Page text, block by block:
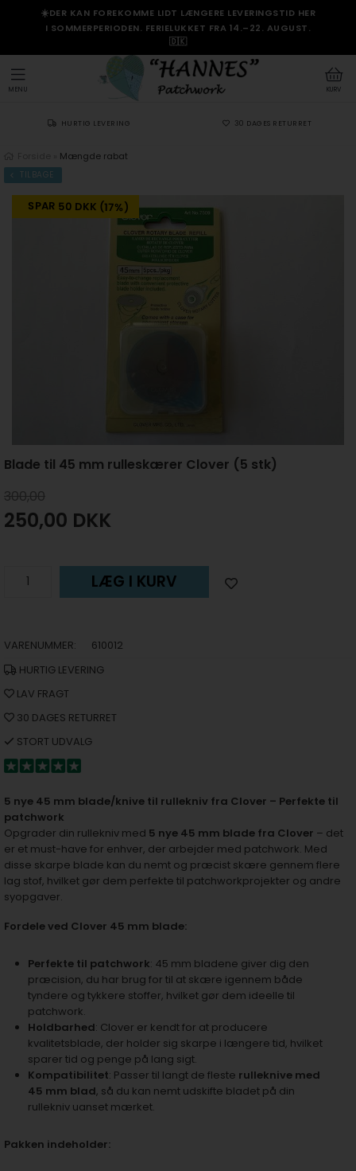
☀️DER KAN FOREKOMME LIDT LÆNGERE LEVERINGSTID HER
I SOMMERPERIODEN. FERIELUKKET FRA 14.–22. AUGUST.
🇩🇰
KURV
MENU
HURTIG LEVERING 30 DAGES RETURRET
Mængde rabat
TILBAGE
SPAR 50 DKK (17%)
Blade til 45 mm rulleskærer Clover (5 stk)
300,00
250,00 DKK
LÆG I KURV
VARENUMMER:
610012
HURTIG LEVERING
LAV FRAGT
30 DAGES RETURRET
STORT UDVALG
5 nye 45 mm blade/knive til rullekniv fra Clover – Perfekte til
patchwork
Opgrader din rullekniv med 5 nye 45 mm blade fra Clover – det
er et must-have for enhver, der arbejder med patchwork. Med
disse skarpe blade kan du nemt og præcist skære gennem flere
lag stof, hvilket gør dem perfekte til patchworkprojekter og andre
syopgaver.
Fordele ved Clover 45 mm blade:
Perfekte til patchwork: 45 mm bladene giver dig den
præcision, du har brug for til at skære igennem både
tyndere og tykkere stoffer, hvilket gør dem ideelle til
patchwork.
Holdbarhed: Clover er kendt for at producere
kvalitetsblade, der holder sig skarpe i længere tid, hvilket
sparer tid og penge på lang sigt.
Kompatibilitet: Passer til langt de fleste rulleknive med
45 mm blad, så du kan nemt udskifte bladet på din
rullekniv uanset mærket.
Pakken indeholder: